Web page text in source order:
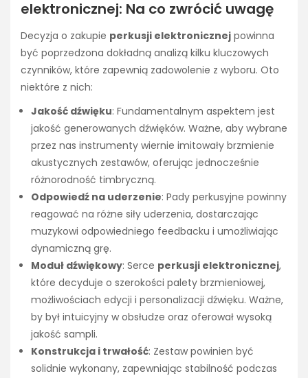
elektronicznej: Na co zwrócić uwagę
Decyzja o zakupie perkusji elektronicznej powinna
być poprzedzona dokładną analizą kilku kluczowych
czynników, które zapewnią zadowolenie z wyboru. Oto
niektóre z nich:
Jakość dźwięku: Fundamentalnym aspektem jest
jakość generowanych dźwięków. Ważne, aby wybrane
przez nas instrumenty wiernie imitowały brzmienie
akustycznych zestawów, oferując jednocześnie
różnorodność timbryczną.
Odpowiedź na uderzenie: Pady perkusyjne powinny
reagować na różne siły uderzenia, dostarczając
muzykowi odpowiedniego feedbacku i umożliwiając
dynamiczną grę.
Moduł dźwiękowy: Serce perkusji elektronicznej,
które decyduje o szerokości palety brzmieniowej,
możliwościach edycji i personalizacji dźwięku. Ważne,
by był intuicyjny w obsłudze oraz oferował wysoką
jakość sampli.
Konstrukcja i trwałość: Zestaw powinien być
solidnie wykonany, zapewniając stabilność podczas